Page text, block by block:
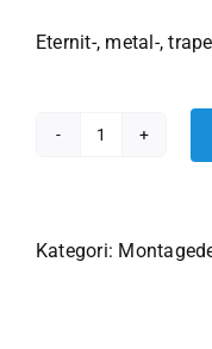
Eternit-, metal-,
vinkelbeslag
Kategori: